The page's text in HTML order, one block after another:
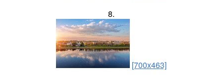
8.
[700x463]